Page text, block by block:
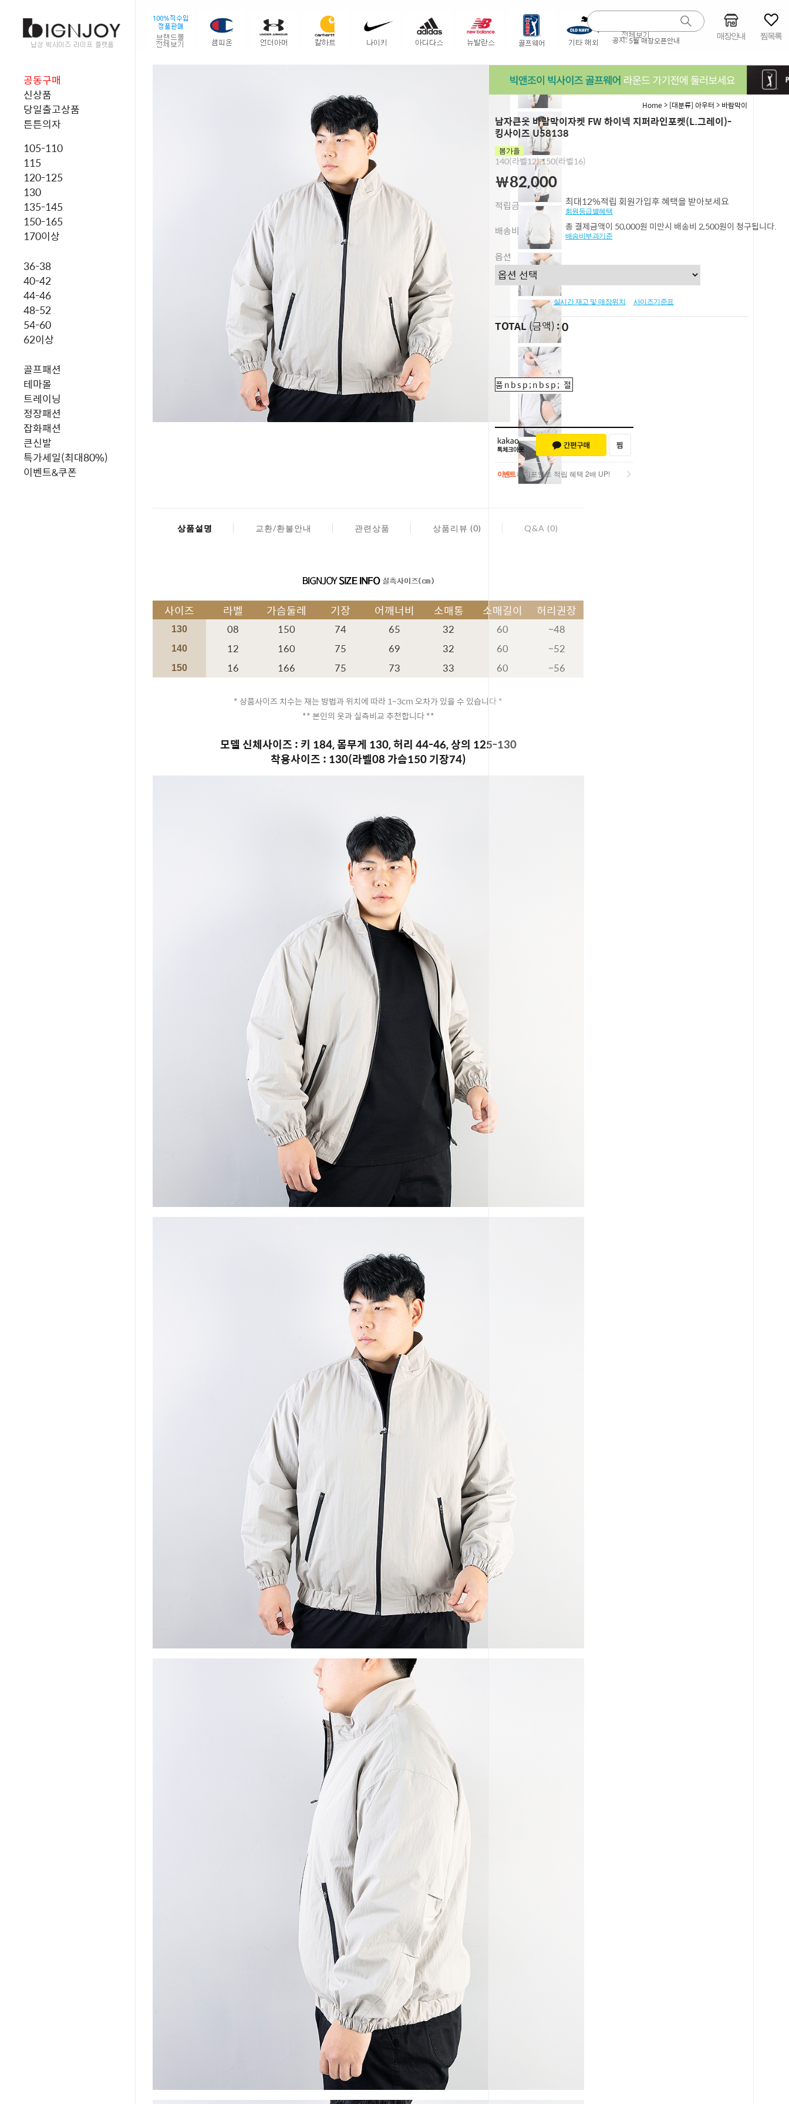
공지:5월 매장오픈안내 매장안내 찜목록
공동구매
신상품
당일출고상품
튼튼의자
105-110
115
120-125
130
135-145
150-165
170이상
36-38
40-42
44-46
48-52
54-60
62이상
골프패션
테마몰
트레이닝
정장패션
잡화패션
큰신발
특가세일(최대80%)
이벤트&쿠폰
Home> [대분류] 아우터 > 바람막이
남자큰옷 바람막이자켓 FW 하이넥 지퍼라인포켓(L.그레이)-
킹사이즈 U58138
140(라벨12),150(라벨16)
￦82,000
적립금 최대12%적립 회원가입후 혜택을 받아보세요
회원등급별혜택
배송비 총 결제금액이 50,000원 미만시 배송비 2,500원이 청구됩니다.
배송비부과기준
옵션
실시간 재고 및 매장위치 사이즈기준표
TOTAL(금액) 0
품nbsp;nbsp; 절
이벤트페이포인트 적립 혜택 2배 UP!
상품설명 교환/환불안내 관련상품 상품리뷰 (0) Q&A (0)
사이즈 라벨 가슴둘레 기장 어깨너비 소매통 소매길이 허리권장
130 08 150 74 65 32 60 ~48
140 12 160 75 69 32 60 ~52
150 16 166 75 73 33 60 ~56
* 상품사이즈 치수는 재는 방법과 위치에 따라 1~3cm 오차가 있을 수 있습니다 *
** 본인의 옷과 실측비교 추천합니다 **
모델 신체사이즈 : 키 184, 몸무게 130, 허리 44-46, 상의 125-130
착용사이즈 : 130(라벨08 가슴150 기장74)